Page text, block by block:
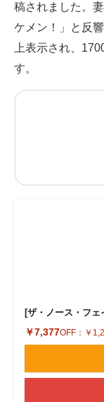
ITの今と未来を見
スマホと通信の
経営リーダーの
マーケ×ITの今が
企業向けIT製品
製造業のIT導入
稿されました。
ケメン！」と反
上表示され、
す。
[ザ・ノース・フ
￥7,377OFF： ￥